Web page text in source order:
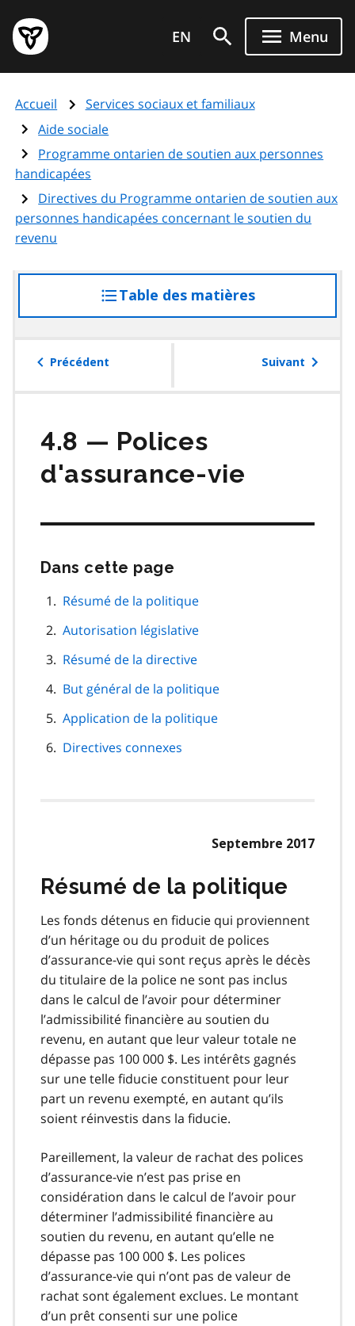
au
contenu
principal
Page
d'accueil
de
l'Ontario
EN Menu
Accueil
Services sociaux et familiaux
Aide sociale
Programme ontarien de soutien aux personnes
handicapées
Directives du Programme ontarien de soutien aux
personnes handicapées concernant le soutien du
revenu
Table des matières
à
table
Précédent Suivant
4.8 — Polices
d'assurance-vie
Dans cette page
navigation
page
Résumé de la politique
Autorisation législative
Résumé de la directive
But général de la politique
Application de la politique
Directives connexes
Septembre 2017
Résumé de la politique
Les fonds détenus en fiducie qui proviennent
d’un héritage ou du produit de polices
d’assurance-vie qui sont reçus après le décès
du titulaire de la police ne sont pas inclus
dans le calcul de l’avoir pour déterminer
l’admissibilité financière au soutien du
revenu, en autant que leur valeur totale ne
dépasse pas 100 000 $. Les intérêts gagnés
sur une telle fiducie constituent pour leur
part un revenu exempté, en autant qu’ils
soient réinvestis dans la fiducie.
Pareillement, la valeur de rachat des polices
d’assurance-vie n’est pas prise en
considération dans le calcul de l’avoir pour
déterminer l’admissibilité financière au
soutien du revenu, en autant qu’elle ne
dépasse pas 100 000 $. Les polices
d’assurance-vie qui n’ont pas de valeur de
rachat sont également exclues. Le montant
d’un prêt consenti sur une police